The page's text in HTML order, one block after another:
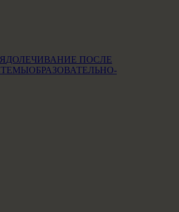
ДОЛЕЧИВАНИЕ ПОСЛЕ
ОБРАЗОВАТЕЛЬНО-